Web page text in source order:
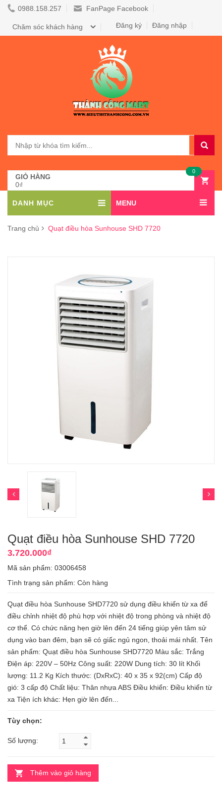
0988.158.257 FanPage Facebook
Đăng nhập
Đăng ký
Chăm sóc khách hàng
GIỎ HÀNG
0₫
0
DANH MỤC MENU
Trang chủ Quạt điều hòa Sunhouse SHD 7720
Quạt điều hòa Sunhouse SHD 7720
3.720.000₫
Mã sản phẩm: 03006458
Tình trạng sản phẩm: Còn hàng
Quạt điều hòa Sunhouse SHD7720 sử dụng điều khiển từ xa để
điều chỉnh nhiệt độ phù hợp với nhiệt độ trong phòng và nhiệt độ
cơ thể. Có chức năng hẹn giờ lên đến 24 tiếng giúp yên tâm sử
dụng vào ban đêm, bạn sẽ có giấc ngủ ngon, thoải mái nhất. Tên
sản phẩm: Quạt điều hòa Sunhouse SHD7720 Màu sắc: Trắng
Điện áp: 220V – 50Hz Công suất: 220W Dung tích: 30 lít Khối
lượng: 11.2 Kg Kích thước: (DxRxC): 40 x 35 x 92(cm) Cấp độ
gió: 3 cấp độ Chất liệu: Thân nhựa ABS Điều khiển: Điều khiển từ
xa Tiện ích khác: Hẹn giờ lên đến...
Tùy chọn:
Số lượng:
Thêm vào giỏ hàng